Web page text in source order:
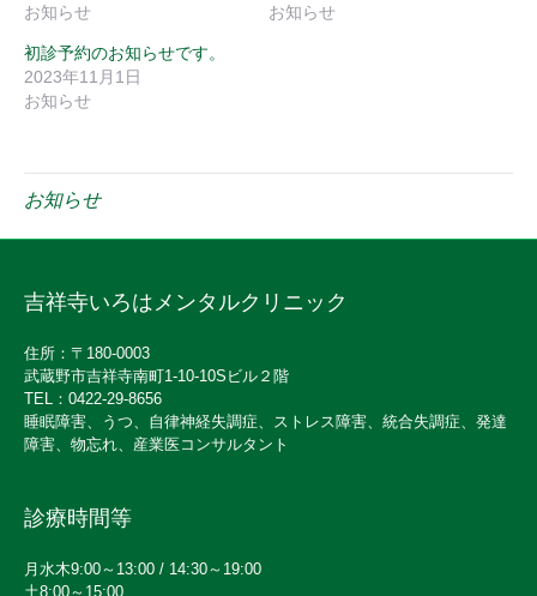
お知らせ
お知らせ
初診予約のお知らせです。
2023年11月1日
お知らせ
お知らせ
吉祥寺いろはメンタルクリニック
住所：〒180-0003
武蔵野市吉祥寺南町1-10-10Sビル２階
TEL：0422-29-8656
睡眠障害、うつ、自律神経失調症、ストレス障害、統合失調症、発達
障害、物忘れ、産業医コンサルタント
診療時間等
月水木9:00～13:00 / 14:30～19:00
土8:00～15:00